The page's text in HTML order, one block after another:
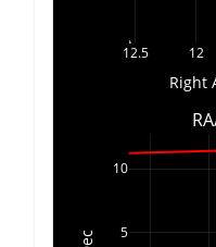
12.5 12
5
10
Right